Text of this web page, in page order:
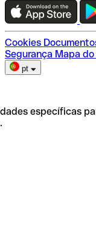
Escolha do plano
Cookies
Segurança Mapa
pt
específicas